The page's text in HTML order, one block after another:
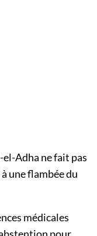
Adha ne fait pas
une flambée du
médicales